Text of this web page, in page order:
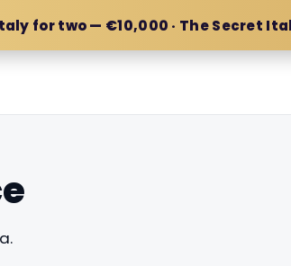
for two — €10,000 · The Secret